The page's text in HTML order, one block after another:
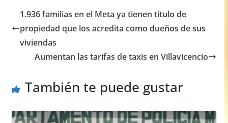
e
b
o
o
s
A
p
e
n
er
e
1.936 familias en el Meta ya tienen título de
propiedad que los acredita como dueños de sus
viviendas
Aumentan las tarifas de taxis en Villavicencio
También te puede gustar